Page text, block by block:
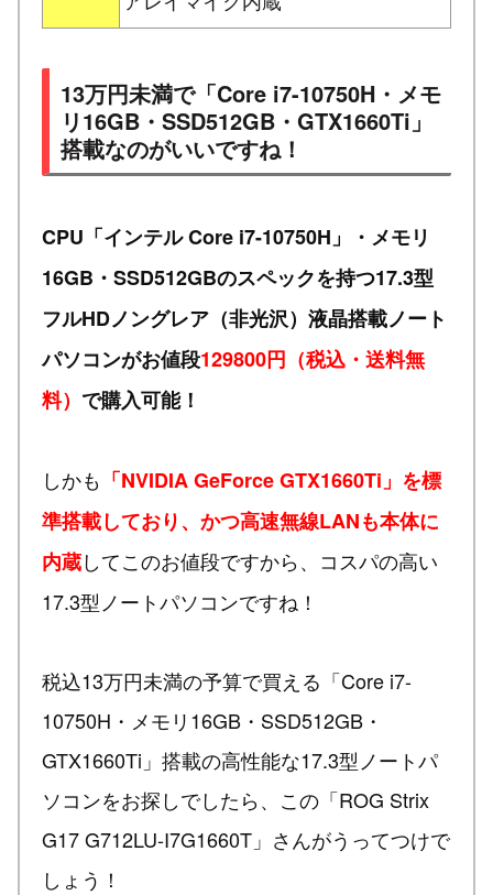
13万円未満で「Core i7-10750H・メモ
リ16GB・SSD512GB・GTX1660Ti」
搭載なのがいいですね！
CPU「インテル Core i7-10750H」・メモリ
16GB・SSD512GBのスペックを持つ17.3型
フルHDノングレア（非光沢）液晶搭載ノート
パソコンがお値段129800円（税込・送料無
料） で購入可能！
しかも 「NVIDIA GeForce GTX1660Ti」を標
準搭載しており、かつ高速無線LANも本体に
内蔵してこのお値段ですから、コスパの高い
17.3型ノートパソコンですね！
税込13万円未満の予算で買える「Core i7-
10750H・メモリ16GB・SSD512GB・
GTX1660Ti」搭載の高性能な17.3型ノートパ
ソコンをお探しでしたら、この「ROG Strix
G17 G712LU-I7G1660T」さんがうってつけで
しょう！